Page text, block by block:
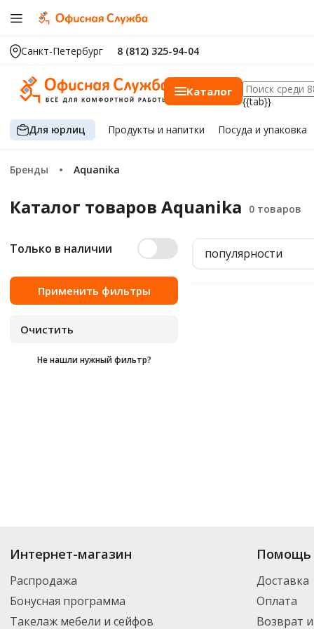
Санкт-Петербург 8 (812) 325-94-04
Каталог
{{tab}}
Для юрлиц Продуктыи напитки Посуда и упаковка
Бренды Aquanika
Каталог товаров Aquanika
Только в наличии
Не нашли нужный фильтр?
популярности
Купить
. В ассортименте интернет-
нужный товар и добавить его в корзину для дальнейшего
транспортной компанией DPD. Для постоянных клиентов - скидка,
Интернет-магазин
Распродажа
Бонусная программа
Такелаж мебели и сейфов
Помощь
Доставка
Оплата
Возврат